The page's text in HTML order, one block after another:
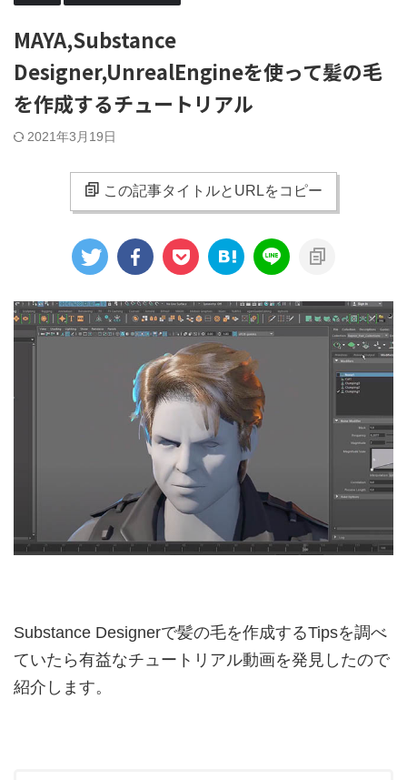
MAYA,Substance
Designer,UnrealEngineを使って髪の毛
を作成するチュートリアル
2021年3月19日
この記事タイトルとURLをコピー
Substance Designerで髪の毛を作成するTipsを調べ
ていたら有益なチュートリアル動画を発見したので
紹介します。